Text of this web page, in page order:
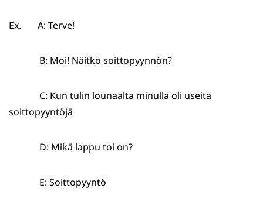
Ex. A: Terve!
B: Moi! Näitkö soittopyynnön?
C: Kun tulin lounaalta minulla oli useita
soittopyyntöjä
D: Mikä lappu toi on?
E: Soittopyyntö